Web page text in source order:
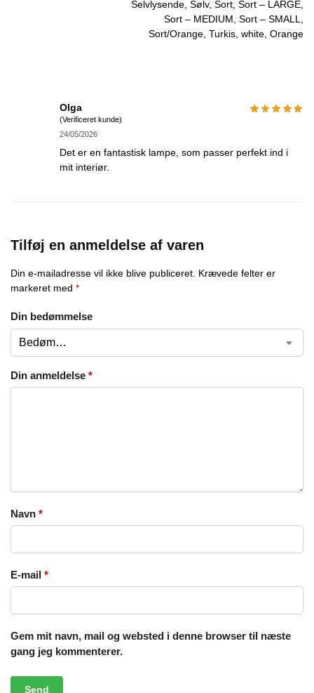
Selvlysende, Sølv, Sort, Sort – LARGE,
Sort – MEDIUM, Sort – SMALL,
Sort/Orange, Turkis, white, Orange
Olga
(Verificeret kunde)
24/05/2026
Det er en fantastisk lampe, som passer perfekt ind i
mit interiør.
Tilføj en anmeldelse af varen
Din e-mailadresse vil ikke blive publiceret. Krævede felter er
markeret med *
Din bedømmelse
Din anmeldelse *
Navn *
E-mail *
Gem mit navn, mail og websted i denne browser til næste
gang jeg kommenterer.